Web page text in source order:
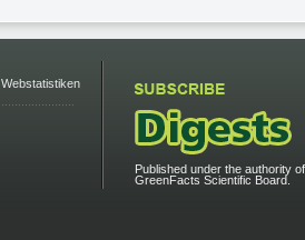
Webstatistiken
Published under the authority
GreenFacts Scientific Board.